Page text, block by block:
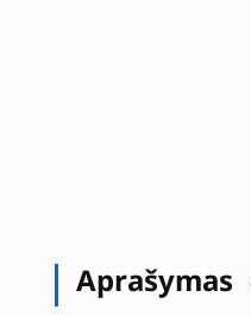
Aprašymas